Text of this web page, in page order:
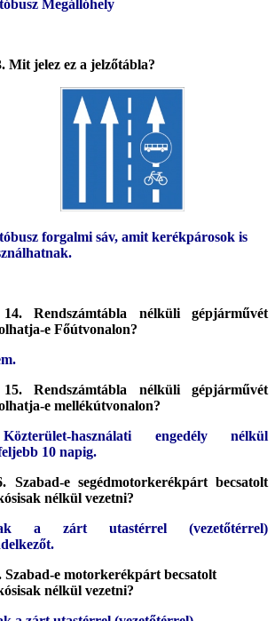
Megállóhely
Mit jelez ez a jelzőtábla?
forgalmi sáv, amit kerékpárosok is
14. Rendszámtábla nélküli gépjárművét
e Főútvonalon?
15. Rendszámtábla nélküli gépjárművét
e mellékútvonalon?
Közterület-használati engedély nélkül
10 napig.
Szabad-e segédmotorkerékpárt becsatolt
nélkül vezetni?
a zárt utastérrel (vezetőtérrel)
Szabad-e motorkerékpárt becsatolt
nélkül vezetni?